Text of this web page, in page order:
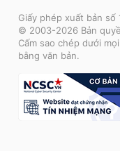
Giấy phép xuất bản số
© 2003-2026 Bản
Cấm sao chép dưới
bằng văn bản.